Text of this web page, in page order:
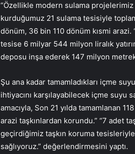
“Özellikle modern sulama
kurduğumuz 21 sulama tesisiyle
dönüm, 36 bin 110 dönüm kısmi arazi.
tesise 6 milyar 544 milyon liralık
deposu inşa ederek 147 milyon
Şu ana kadar tamamladıkları içme
ihtiyacını karşılayabilecek içme suyu
amacıyla, Son 21 yılda tamamlanan
arazi taşkınlardan korundu.” “7 adet
geçirdiğimiz taşkın koruma
sağlıyoruz.” değerlendirmesini yaptı.